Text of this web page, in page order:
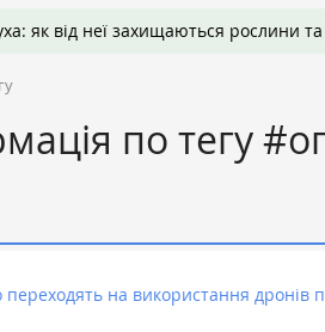
як від неї захищаються рослини
по тегу
на використання дронів